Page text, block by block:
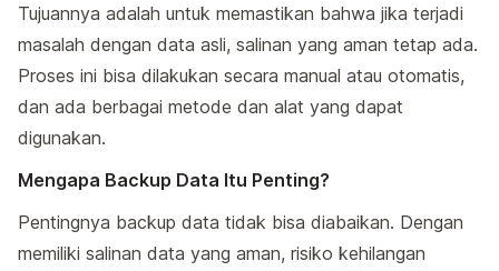
Tujuannya adalah untuk memastikan bahwa jika terjadi
masalah dengan data asli, salinan yang aman tetap ada.
Proses ini bisa dilakukan secara manual atau otomatis,
dan ada berbagai metode dan alat yang dapat
digunakan.
Mengapa Backup Data Itu Penting?
Pentingnya backup data tidak bisa diabaikan. Dengan
memiliki salinan data yang aman, risiko kehilangan